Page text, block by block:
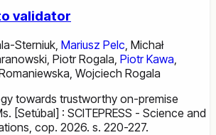
validator
Sterniuk Mariusz Pelc Michał
Piotr Rogala Piotr Kawa
Wojciech Rogala
towards trustworthy on-premise
[Setúbal] : SCITEPRESS - Science and
cop. 2026. s. 220-227.